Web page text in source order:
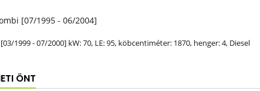
[07/1995 - 06/2004]
1999 - 07/2000] kW: 70, LE: 95, köbcentiméter: 1870, henger: 4, Diesel
ÖNT